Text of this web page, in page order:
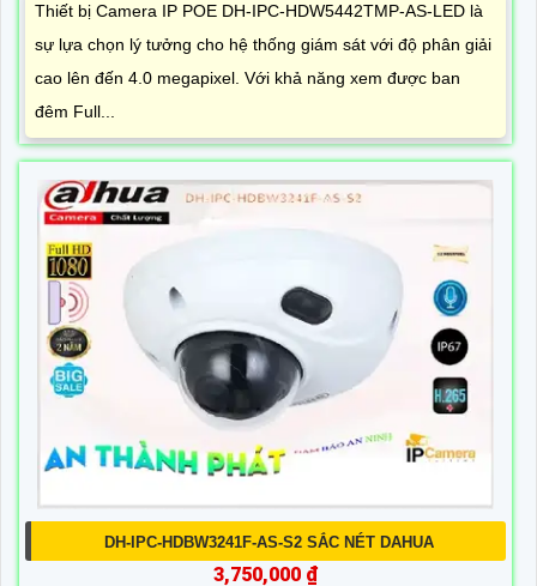
Thiết bị Camera IP POE DH-IPC-HDW5442TMP-AS-LED là
sự lựa chọn lý tưởng cho hệ thống giám sát với độ phân giải
cao lên đến 4.0 megapixel. Với khả năng xem được ban
đêm Full...
DH-IPC-HDBW3241F-AS-S2 SẮC NÉT DAHUA
3,750,000 ₫